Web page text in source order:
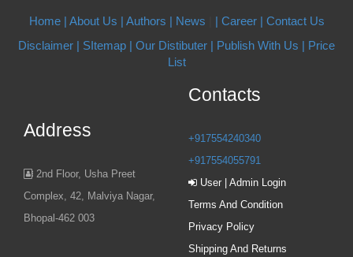
Home | About Us | Authors | News | Career | Contact Us
Disclaimer | SItemap | Our Distibuter | Publish With Us | Price
List
Address
2nd Floor, Usha Preet
Complex, 42, Malviya Nagar,
Bhopal-462 003
Contacts
+917554240340
+917554055791
User | Admin Login
Terms And Condition
Privacy Policy
Shipping And Returns